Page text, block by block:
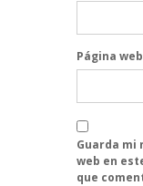
Página web
Guarda mi
web en
que